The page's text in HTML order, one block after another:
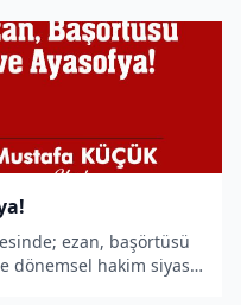
ezan, başörtüsü
dönemsel hakim siyasi